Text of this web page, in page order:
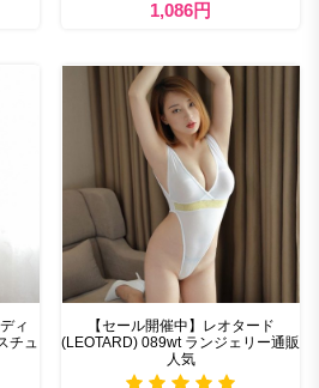
1,086円
ィ
チュ
【セール開催中】レオタード
(LEOTARD) 089wt ランジェリー通販
人気